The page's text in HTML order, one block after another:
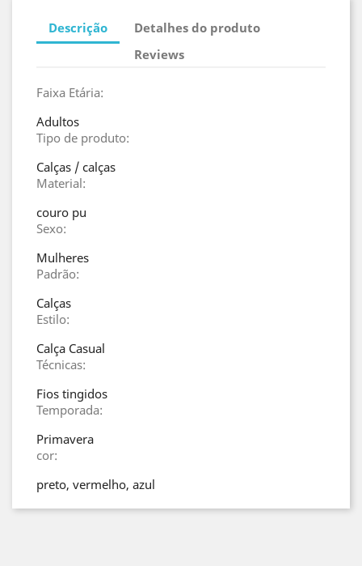
Descrição
Detalhes do produto
Reviews
Faixa Etária:
Adultos
Tipo de produto:
Calças / calças
Material:
couro pu
Sexo:
Mulheres
Padrão:
Calças
Estilo:
Calça Casual
Técnicas:
Fios tingidos
Temporada:
Primavera
cor:
preto, vermelho, azul